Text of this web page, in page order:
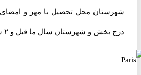
شهرستان محل تحصیل با مهر و امضای
درج بخش و شهرستان سال ما قبل و ۲ سال قبل از دیپلم لازم است.